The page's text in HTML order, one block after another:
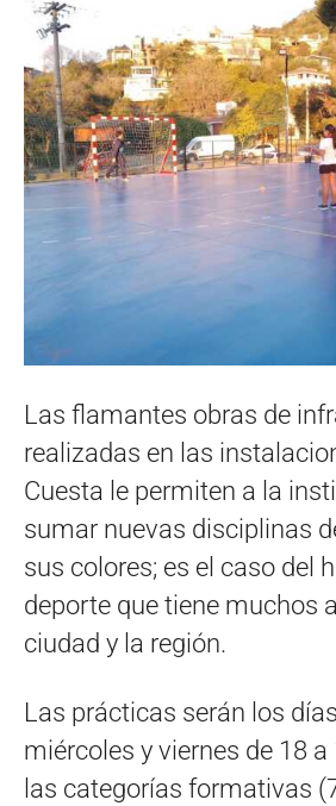
Las flamantes obras de
realizadas en las
Cuesta le permiten a la
sumar nuevas disciplinas
sus colores; es el caso del
deporte que tiene muchos
ciudad y la región.
Las prácticas serán los
miércoles y viernes de 18 a
las categorías formativas